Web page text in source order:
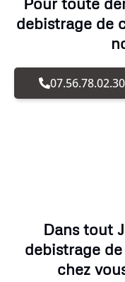
debistrage de
07.56.78.02.30
Dans tout
debistrage
chez